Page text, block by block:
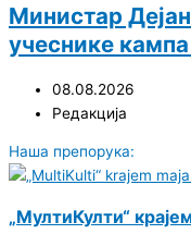
Министар
учеснике кампа
08.08.2026
Редакција
Наша препорука:
„МултиКулти“